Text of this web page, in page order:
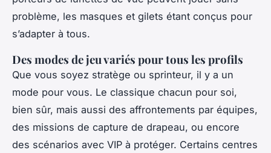
problème, les masques et gilets étant conçus pour
s’adapter à tous.
Des modes de jeu variés pour tous les profils
Que vous soyez stratège ou sprinteur, il y a un
mode pour vous. Le classique chacun pour soi,
bien sûr, mais aussi des affrontements par équipes,
des missions de capture de drapeau, ou encore
des scénarios avec VIP à protéger. Certains centres